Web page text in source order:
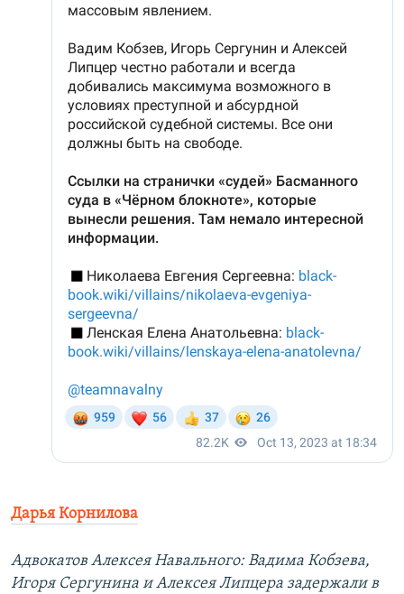
Дарья Корнилова
Адвокатов Алексея Навального: Вадима Кобзева,
Игоря Сергунина и Алексея Липцера задержали в